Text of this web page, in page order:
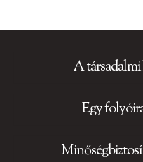
A
Egy